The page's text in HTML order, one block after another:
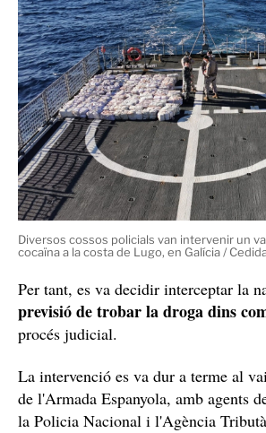
Diversos cossos policials van intervenir un
cocaïna a la costa de Lugo, en Galícia /
Per tant, es va decidir interceptar la
previsió de trobar la droga dins
procés judicial.
La intervenció es va dur a terme al
de l'Armada Espanyola, amb agents
la Policia Nacional i l'Agència